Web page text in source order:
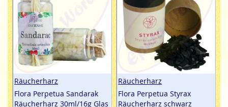
Räucherharz
Flora Perpetua Sandarak
Räucherharz 30ml/16g Glas
Räucherharz
Flora Perpetua Styrax
Räucherharz schwarz